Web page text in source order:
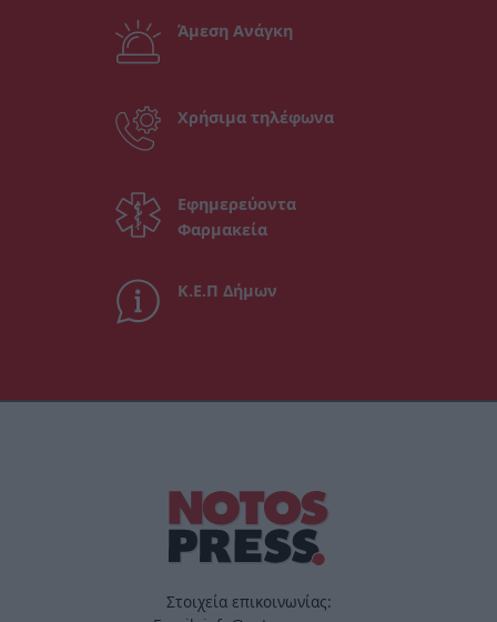
Άμεση Ανάγκη
Χρήσιμα τηλέφωνα
Εφημερεύοντα
Φαρμακεία
Κ.Ε.Π Δήμων
Στοιχεία επικοινωνίας: